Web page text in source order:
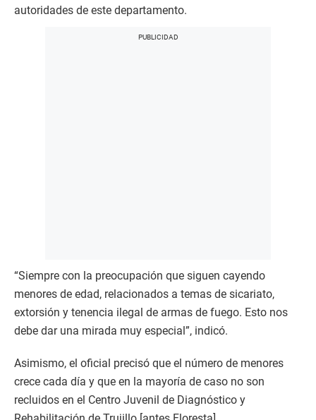
autoridades de este departamento.
“Siempre con la preocupación que siguen cayendo
menores de edad, relacionados a temas de sicariato,
extorsión y tenencia ilegal de armas de fuego. Esto nos
debe dar una mirada muy especial”, indicó.
Asimismo, el oficial precisó que el número de menores
crece cada día y que en la mayoría de caso no son
recluidos en el Centro Juvenil de Diagnóstico y